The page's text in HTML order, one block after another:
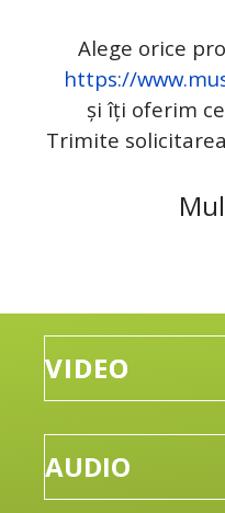
Alege orice
https://
și îți oferim
Trimite
VIDEO
AUDIO